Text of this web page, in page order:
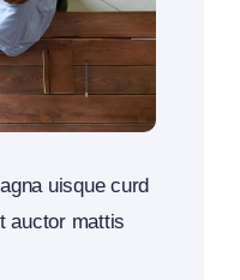
uisque curd
auctor mattis